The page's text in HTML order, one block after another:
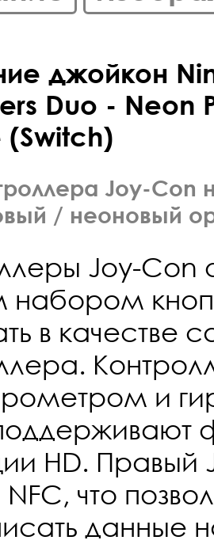
джойкон
Duo - Neon
Joy-Con
/ неоновый
Joy-
набором
в качестве
и
HD.
что
данные